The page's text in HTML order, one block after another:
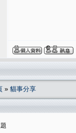
» 貓事分享